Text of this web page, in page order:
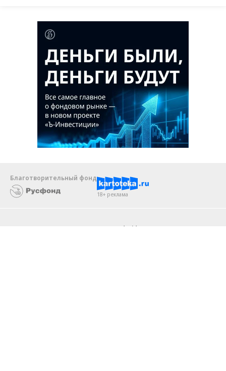
Благотворительный фонд
18+ реклама
Android